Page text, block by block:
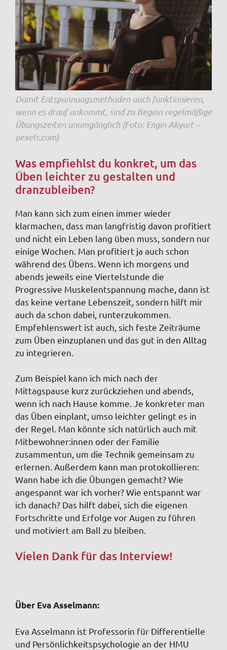
Damit Entspannungsmethoden auch funktionieren,
wenn es drauf ankommt, sind zu Beginn regelmäßige
Übungszeiten unumgänglich (Foto: Engin Akyurt –
pexels.com)
Was empfiehlst du konkret, um das
Üben leichter zu gestalten und
dranzubleiben?
Man kann sich zum einen immer wieder
klarmachen, dass man langfristig davon profitiert
und nicht ein Leben lang üben muss, sondern nur
einige Wochen. Man profitiert ja auch schon
während des Übens. Wenn ich morgens und
abends jeweils eine Viertelstunde die
Progressive Muskelentspannung mache, dann ist
das keine vertane Lebenszeit, sondern hilft mir
auch da schon dabei, runterzukommen.
Empfehlenswert ist auch, sich feste Zeiträume
zum Üben einzuplanen und das gut in den Alltag
zu integrieren.
Zum Beispiel kann ich mich nach der
Mittagspause kurz zurückziehen und abends,
wenn ich nach Hause komme. Je konkreter man
das Üben einplant, umso leichter gelingt es in
der Regel. Man könnte sich natürlich auch mit
Mitbewohner:innen oder der Familie
zusammentun, um die Technik gemeinsam zu
erlernen. Außerdem kann man protokollieren:
Wann habe ich die Übungen gemacht? Wie
angespannt war ich vorher? Wie entspannt war
ich danach? Das hilft dabei, sich die eigenen
Fortschritte und Erfolge vor Augen zu führen
und motiviert am Ball zu bleiben.
Vielen Dank für das Interview!
Über Eva Asselmann:
Eva Asselmann ist Professorin für Differentielle
und Persönlichkeitspsychologie an der HMU